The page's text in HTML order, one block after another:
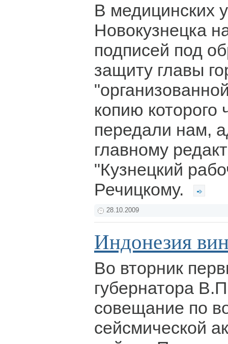
В медицинских
Новокузнецка
подписей под
защиту главы
копию которого
передали нам,
главному
"Кузнецкий
Речицкому.
28.10.2009
Индонезия
Во вторник
губернатора
совещание по
сейсмической